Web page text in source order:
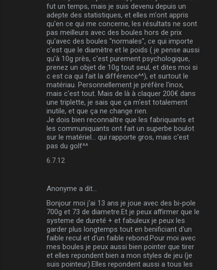
fut un temps, mais je suis devenu depuis un
adepte des statistiques, et elles m'ont appris
qu'en ce qui me concerne, les résultats ne sont
pas meilleurs avec des boules hors de prix
qu'avec des boules "normales", ce qui importe
c'est que le diamètre et le poids ( je pense aussi
qu'à 10g près, c'est purement psychologique,
prenez un objet de 10g tout seul, et dites moi si
c est ca qui fait la différence^^), et surtout le
matériau. Personnellement je préfère l'inox,
mais c'est tout. Mais de là à claquer 200€ dans
une triplette, je sais que ça m'est totalement
inutile, et que ça ne change rien.
Je dois bien reconnaître que les fabriquants et
les communiquants ont fait un superbe boulot
sur le matériel... qui rapporte gros, mais c'est
pas du golf^^
6.7.12
Anonyme a dit…
Bonjour moi j'ai 13 ans je joue avec des bi-pole
700g et 73 de diametre.Et je peux affirmer que le
systeme de dureté + et fabuleux je peux les
garder plus longtemps tout en benificiant d'un
faible recul et d'un faible rebond.Pour moi avec
mes boules je peux aussi bien pointer que tirer
et elles repondent bien a mon styles de jeu (je
suis pointeur).Elles repondent aussi a tous les